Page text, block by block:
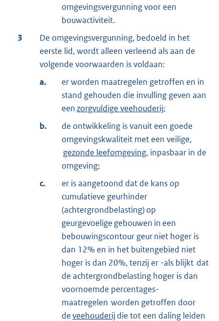
omgevingsvergunning voor een
bouwactiviteit.
3
De omgevingsvergunning, bedoeld in het
eerste lid, wordt alleen verleend als aan de
volgende voorwaarden is voldaan:
a.
er worden maatregelen getroffen en in
stand gehouden die invulling geven aan
eenzorgvuldige veehouderij;
b.
de ontwikkeling is vanuit een goede
omgevingskwaliteit met een veilige,
gezonde leefomgeving, inpasbaar in de
omgeving;
c.
er is aangetoond dat de kans op
cumulatieve geurhinder
(achtergrondbelasting) op
geurgevoelige gebouwen in een
bebouwingscontour geur niet hoger is
dan 12% en in het buitengebied niet
hoger is dan 20%, tenzij er -als blijkt dat
de achtergrondbelasting hoger is dan
voornoemde percentages-
maatregelen worden getroffen door
deveehouderij die tot een daling leiden